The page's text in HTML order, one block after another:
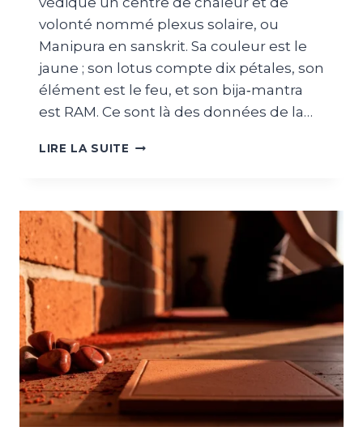
volonté nommé plexus solaire, ou
Manipura en sanskrit. Sa couleur est le
jaune ; son lotus compte dix pétales, son
élément est le feu, et son bija‑mantra
est RAM. Ce sont là des données de la…
LIRE LA SUITE